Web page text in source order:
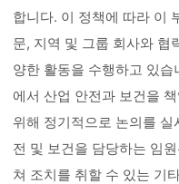
합니다. 이 정책에 따라 이
문, 지역 및 그룹 회사와 협
양한 활동을 수행하고 있
에서 산업 안전과 보건을
위해 정기적으로 논의를
전 및 보건을 담당하는 임
쳐 조치를 취할 수 있는 기